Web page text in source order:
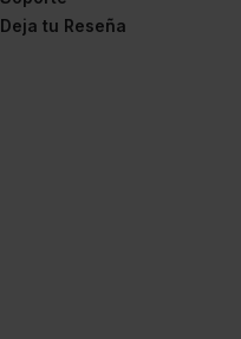
Deja tu Reseña